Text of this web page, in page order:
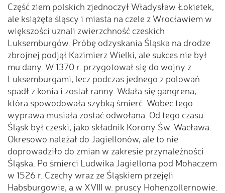
Część ziem polskich zjednoczył Władysław Łokietek,
ale książęta śląscy i miasta na czele z Wrocławiem w
większości uznali zwierzchność czeskich
Luksemburgów. Próbę odzyskania Śląska na drodze
zbrojnej podjął Kazimierz Wielki, ale sukces nie był
mu dany. W 1370 r. przygotował się do wojny z
Luksemburgami, lecz podczas jednego z polowań
spadł z konia i został ranny. Wdała się gangrena,
która spowodowała szybką śmierć. Wobec tego
wyprawa musiała zostać odwołana. Od tego czasu
Śląsk był czeski, jako składnik Korony Św. Wacława.
Okresowo należał do Jagiellonów, ale to nie
doprowadziło do zmian w zakresie przynależności
Śląska. Po śmierci Ludwika Jagiellona pod Mohaczem
w 1526 r. Czechy wraz ze Śląskiem przejęli
Habsburgowie, a w XVIII w. pruscy Hohenzollernowie.